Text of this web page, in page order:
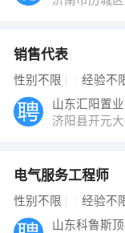
销售代表
性别不限 经验不
山东汇阳置
济阳县开元
电气服务工程师
性别不限 经验不
山东科鲁斯